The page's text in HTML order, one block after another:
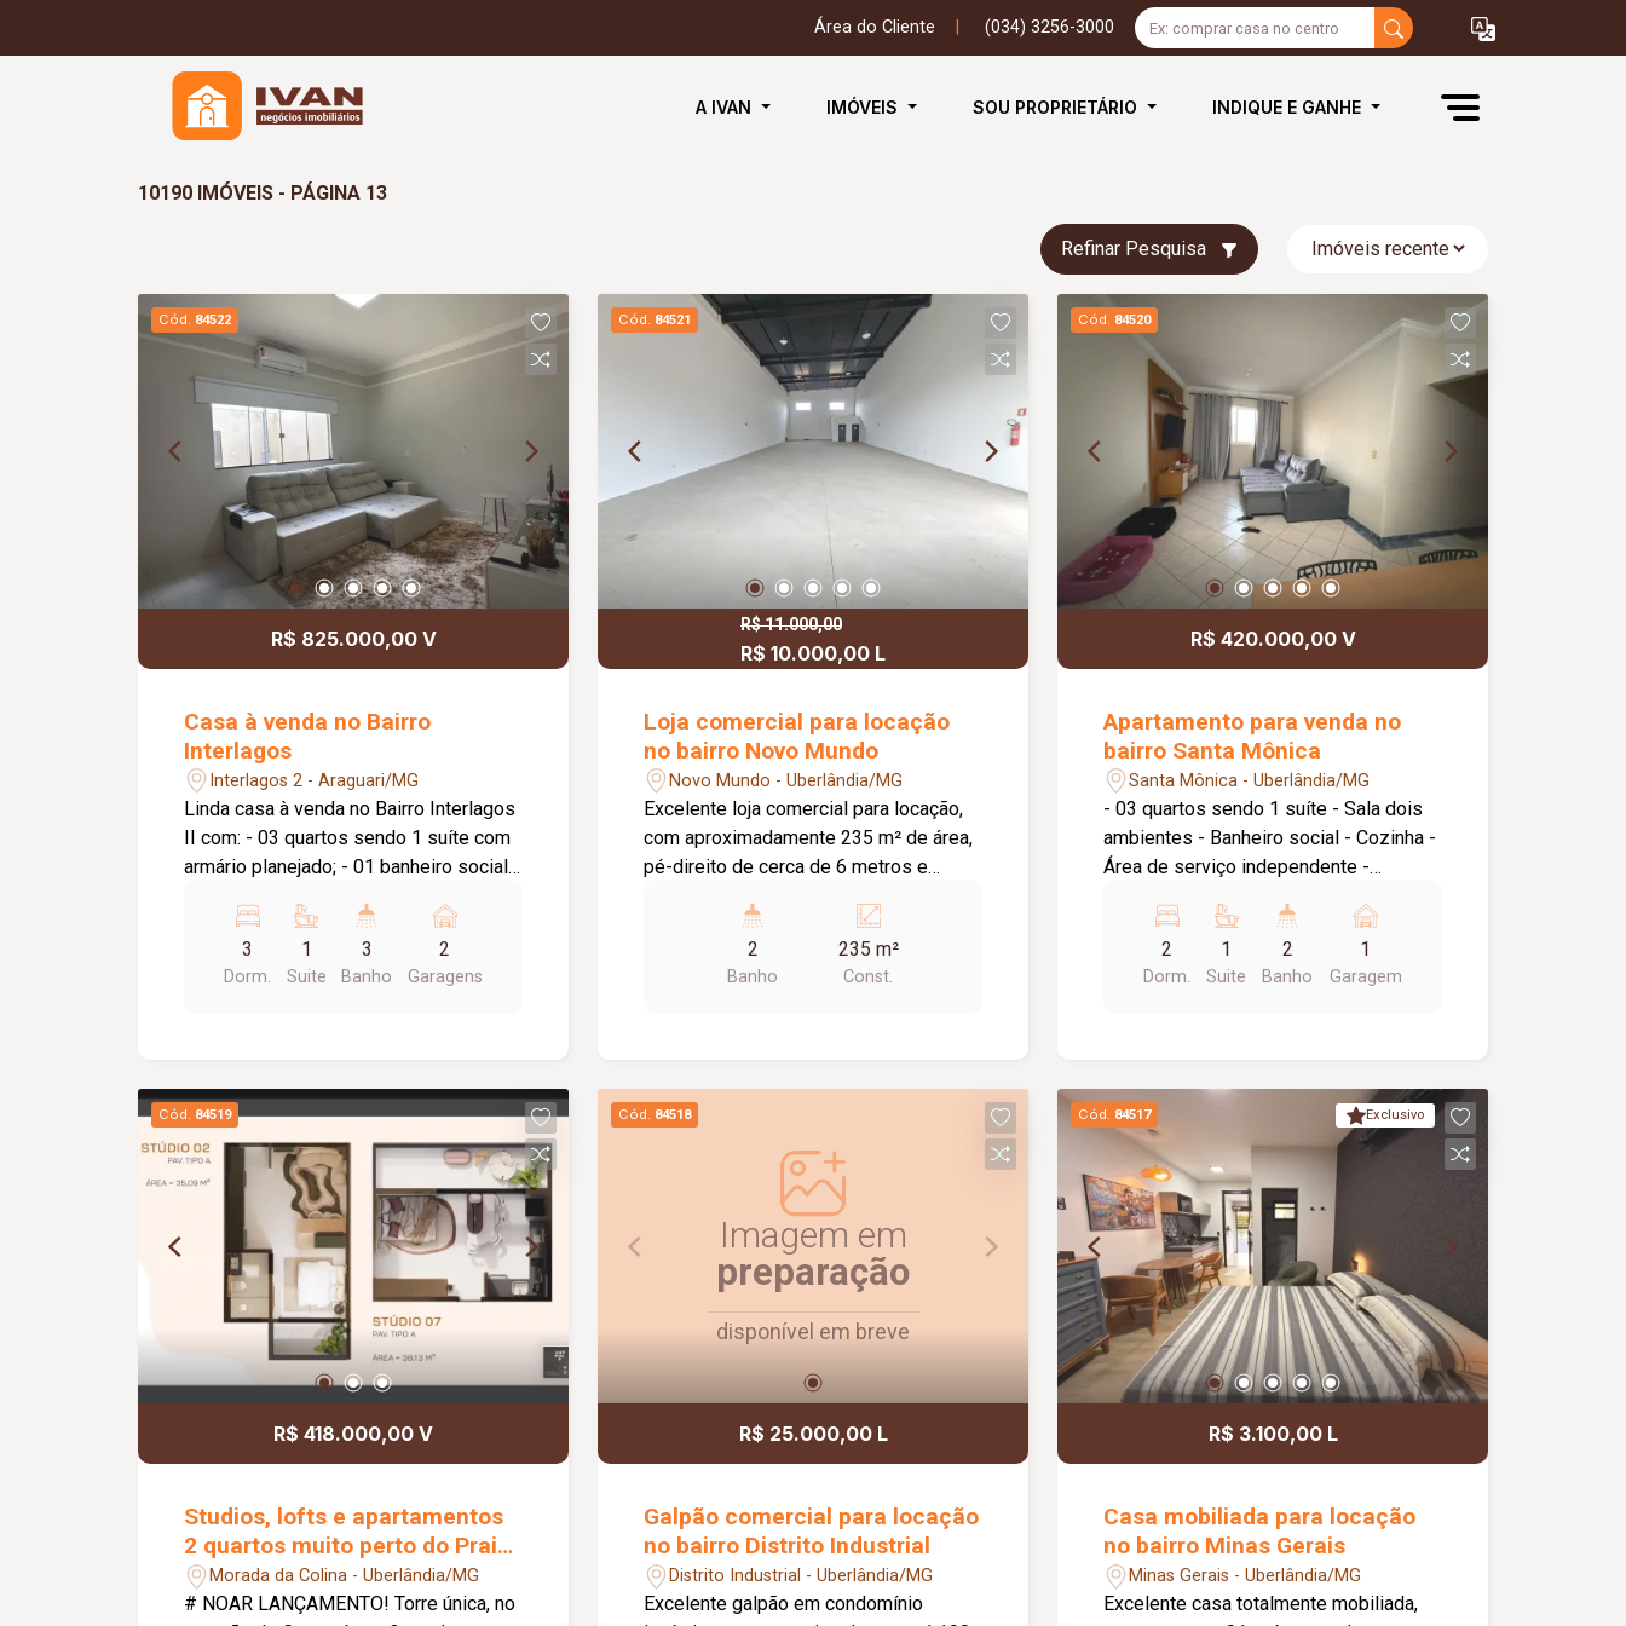
Área do Cliente (034) 3256-3000
A IVAN IMÓVEIS SOU PROPRIETÁRIO INDIQUE E GANHE
10190 IMÓVEIS - PÁGINA 13
Refinar Pesquisa
Cód. 84522
R$ 825.000,00 V
Casa à venda no Bairro
Interlagos
Interlagos 2 - Araguari/MG
Linda casa à venda no Bairro Interlagos
II com: - 03 quartos sendo 1 suíte com
armário planejado; - 01 banheiro social
blindex; - 01 sala de estar/tv; - 01 sala
de jantar; - 01 área de luz; - 01 cozinha
planejada; - 01 área gourmet com
portão eletrônico; cerca elétrica; ar
condicionado;
3
Dorm.
1
Suite
3
Banho
2
Garagens
Cód. 84521
R$ 11.000,00
R$ 10.000,00 L
Loja comercial para locação
no bairro Novo Mundo
Novo Mundo - Uberlândia/MG
Excelente loja comercial para locação,
com aproximadamente 235 m² de área,
pé-direito de cerca de 6 metros e
imóvel possui piso em cimento
usinado, telhado com isolamento
acústico e térmico, 02 banheiros e
2
Banho
235 m²
Const.
Cód. 84520
R$ 420.000,00 V
Apartamento para venda no
bairro Santa Mônica
Santa Mônica - Uberlândia/MG
- 03 quartos sendo 1 suíte - Sala dois
ambientes - Banheiro social - Cozinha -
Área de serviço independente -
elevador Apartamento em ótima
localização, planta funcional e
ambientes amplos,. Quartos amplos,
2
Dorm.
1
Suite
2
Banho
1
Garagem
Cód. 84519
R$ 418.000,00 V
Studios, lofts e apartamentos
2 quartos muito perto do Praia
Clube
Morada da Colina - Uberlândia/MG
# NOAR LANÇAMENTO! Torre única, no
Cód. 84518
Imagem em
preparação
disponível em breve
R$ 25.000,00 L
Galpão comercial para locação
no bairro Distrito Industrial
Distrito Industrial - Uberlândia/MG
Excelente galpão em condomínio
Exclusivo
Cód. 84517
R$ 3.100,00 L
Casa mobiliada para locação
no bairro Minas Gerais
Minas Gerais - Uberlândia/MG
Excelente casa totalmente mobiliada,